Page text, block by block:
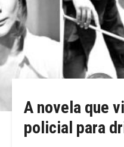
A novela que
policial para